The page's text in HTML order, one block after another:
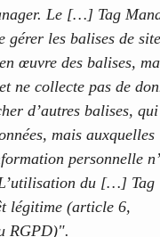
Le […] Tag
gérer les balises de
œuvre des balises,
ne collecte pas de
d’autres balises, qui
mais auxquelles
personnelle
du […] Tag
légitime (article 6,
RGPD)".